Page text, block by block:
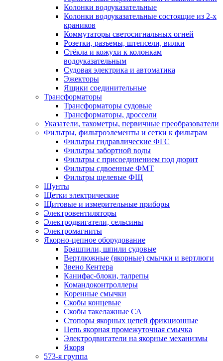
Колонки водоуказательные
Колонки водоуказательные состоящие из 2-х
краников
Коммутаторы светосигнальных огней
Розетки, разъемы, штепсели, вилки
Стёкла и кожухи к колонкам
водоуказательным
Судовая электрика и автоматика
Эжекторы
Ящики соединительные
Трансформаторы
Трансформаторы судовые
Трансформаторы, дроссели
Указатели, тахометры, первичные преобразователи
Фильтры, фильтроэлементы и сетки к фильтрам
Фильтры гидравлические ФГС
Фильтры забортной воды
Фильтры с присоединением под дюрит
Фильтры сдвоенные ФМТ
Фильтры щелевые ФЩ
Шунты
Щетки электрические
Щитовые и измерительные приборы
Электровентиляторы
Электродвигатели, сельсины
Электромагниты
Якорно-цепное оборудование
Брашпили, шпили судовые
Вертлюжные (якорные) смычки и вертлюги
Звено Кентера
Канифас-блоки, талрепы
Командоконтроллеры
Коренные смычки
Скобы концевые
Скобы такелажные СА
Стопоры якорных цепей фрикционные
Цепь якорная промежуточная смычка
Электродвигатели на якорные механизмы
Якоря
573-я группа